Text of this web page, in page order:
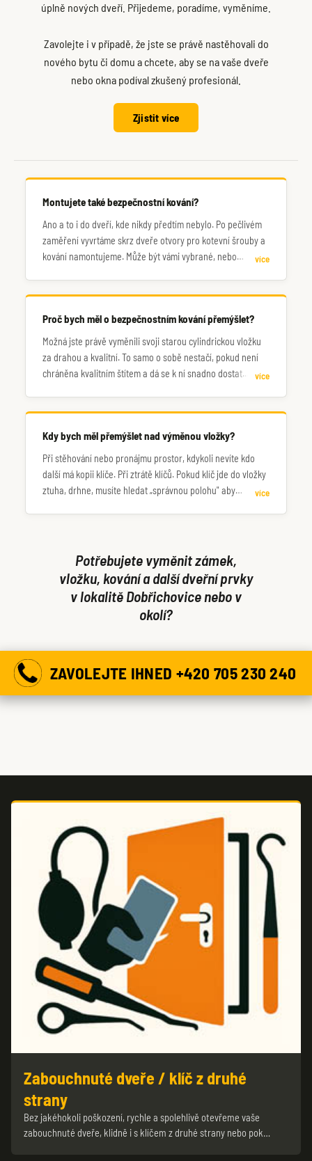
úplně nových dveří. Přijedeme, poradíme, vyměníme.
Zavolejte i v případě, že jste se právě nastěhovali do
nového bytu či domu a chcete, aby se na vaše dveře
nebo okna podíval zkušený profesionál.
Zjistit více
Montujete také bezpečnostní kování?
Ano a to i do dveří, kde nikdy předtím nebylo. Po pečlivém
zaměření vyvrtáme skrz dveře otvory pro kotevní šrouby a
kování namontujeme. Může být vámi vybrané, nebo
více
Proč bych měl o bezpečnostním kování přemýšlet?
Možná jste právě vyměnili svoji starou cylindrickou vložku
za drahou a kvalitní. To samo o sobě nestačí, pokud není
chráněna kvalitním štítem a dá se k ní snadno dostat.
více
Kdy bych měl přemýšlet nad výměnou vložky?
Při stěhování nebo pronájmu prostor, kdykoli nevíte kdo
další má kopii klíče. Při ztrátě klíčů. Pokud klíč jde do vložky
ztuha, drhne, musíte hledat „správnou polohu" aby
více
Potřebujete vyměnit zámek,
vložku, kování a další dveřní prvky
v lokalitě Dobřichovice nebo v
okolí?
ZAVOLEJTE IHNED +420 705 230 240
Zabouchnuté dveře / klíč z druhé
strany
Bez jakéhokoli poškození, rychle a spolehlivě otevřeme vaše
zabouchnuté dveře, klidně i s klíčem z druhé strany nebo pok…